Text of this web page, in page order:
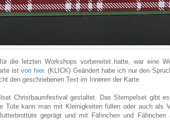
die letzten Workshops vorbereitet hatte, war eine
istvon hier. (KLICK) Geändert habe ich nur den
den geschriebenen Text im Inneren der Karte.
Christbaumfestival gestaltet. Das Stempelset gibt
Tüte kann man mit Kleinigkeiten füllen oder auch als
geprägt und mit Fähnchen und Fähnchen